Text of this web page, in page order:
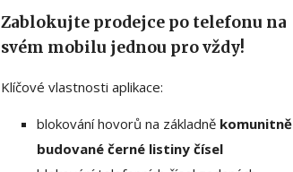
Zablokujte prodejce po telefonu na
svém mobilu jednou pro vždy!
Klíčové vlastnosti aplikace:
blokování hovorů na základně komunitně
budované černé listiny čísel